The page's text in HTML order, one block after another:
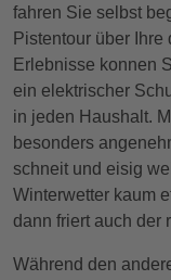
fahren Sie selbst
Pistentour über
Erlebnisse konnen
ein elektrischer
in jeden Haushalt.
besonders
schneit und eisig
Winterwetter kaum
dann friert auch der
Während den